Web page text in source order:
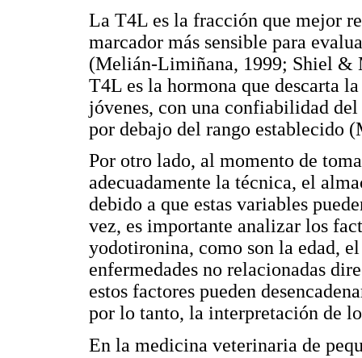
La T4L es la fracción que mejor
marcador más sensible para
(Melián-Limiñana, 1999; Shiel &
T4L es la hormona que descarta
jóvenes, con una confiabilidad
por debajo del rango establecido
Por otro lado, al momento de
adecuadamente la técnica, el
debido a que estas variables
vez, es importante analizar los
yodotironina, como son la edad,
enfermedades no relacionadas
estos factores pueden
por lo tanto, la interpretación de
En la medicina veterinaria de